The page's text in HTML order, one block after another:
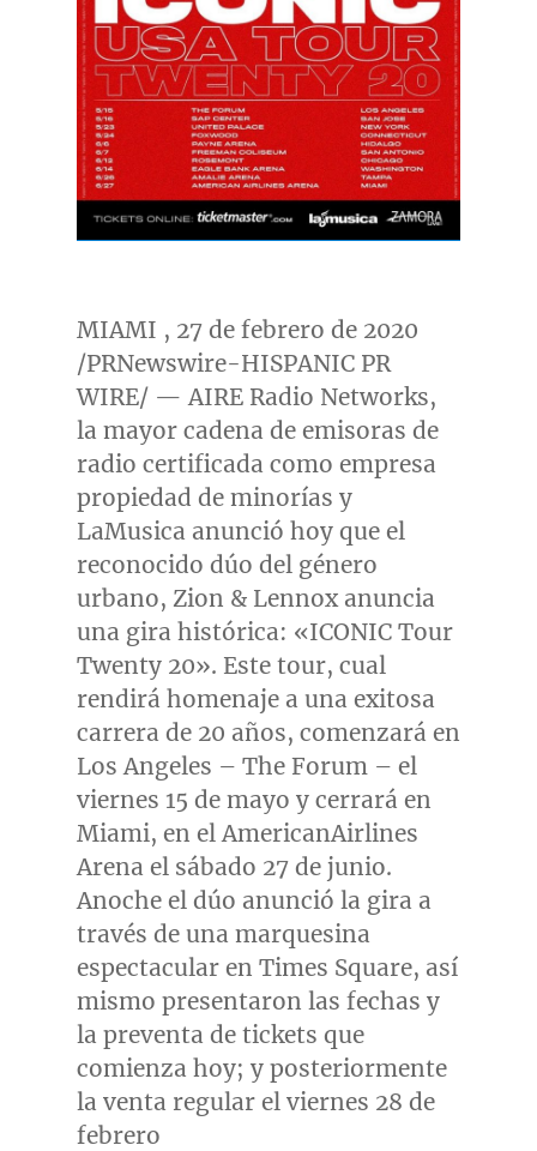
MIAMI , 27 de febrero de 2020
/PRNewswire-HISPANIC PR
WIRE/ — AIRE Radio Networks,
la mayor cadena de emisoras de
radio certificada como empresa
propiedad de minorías y
LaMusica anunció hoy que el
reconocido dúo del género
urbano, Zion & Lennox anuncia
una gira histórica: «ICONIC Tour
Twenty 20». Este tour, cual
rendirá homenaje a una exitosa
carrera de 20 años, comenzará en
Los Angeles – The Forum – el
viernes 15 de mayo y cerrará en
Miami, en el AmericanAirlines
Arena el sábado 27 de junio.
Anoche el dúo anunció la gira a
través de una marquesina
espectacular en Times Square, así
mismo presentaron las fechas y
la preventa de tickets que
comienza hoy; y posteriormente
la venta regular el viernes 28 de
febrero